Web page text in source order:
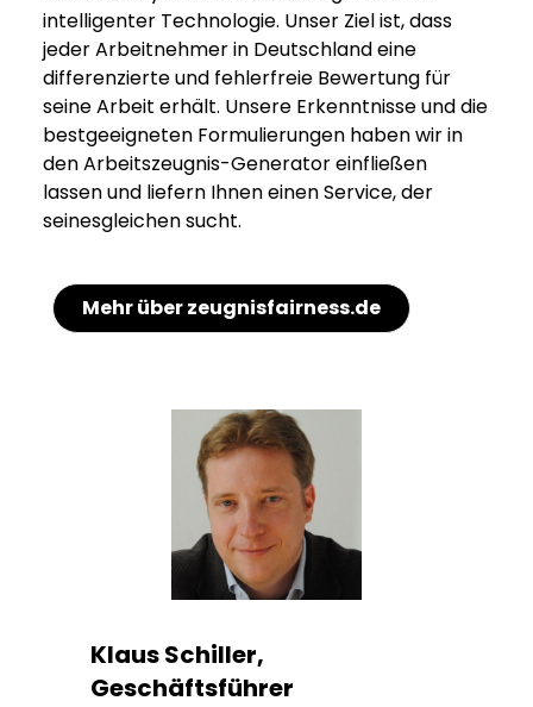
intelligenter Technologie. Unser Ziel ist, dass
jeder Arbeitnehmer in Deutschland eine
differenzierte und fehlerfreie Bewertung für
seine Arbeit erhält. Unsere Erkenntnisse und die
bestgeeigneten Formulierungen haben wir in
den Arbeitszeugnis-Generator einfließen
lassen und liefern Ihnen einen Service, der
seinesgleichen sucht.
Mehr über zeugnisfairness.de
Klaus Schiller,
Geschäftsführer